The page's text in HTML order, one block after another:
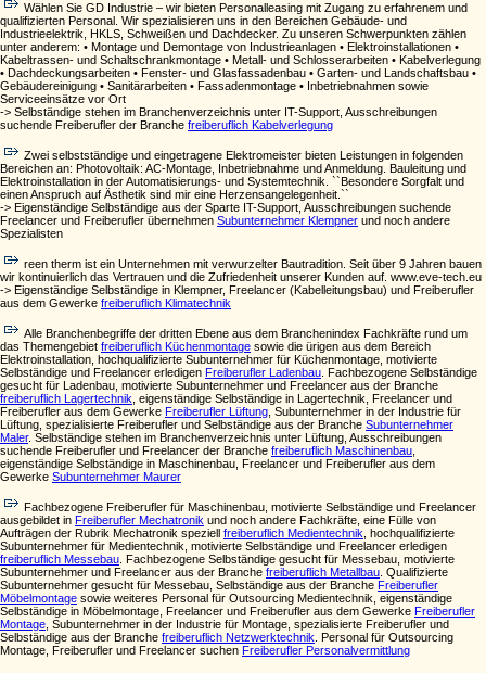
Wählen Sie GD Industrie – wir bieten Personalleasing mit Zugang zu erfahrenem und
qualifizierten Personal. Wir spezialisieren uns in den Bereichen Gebäude- und
Industrieelektrik, HKLS, Schweißen und Dachdecker. Zu unseren Schwerpunkten zählen
unter anderem: • Montage und Demontage von Industrieanlagen • Elektroinstallationen •
Kabeltrassen- und Schaltschrankmontage • Metall- und Schlosserarbeiten • Kabelverlegung
• Dachdeckungsarbeiten • Fenster- und Glasfassadenbau • Garten- und Landschaftsbau •
Gebäudereinigung • Sanitärarbeiten • Fassadenmontage • Inbetriebnahmen sowie
Serviceeinsätze vor Ort
-> Selbständige stehen im Branchenverzeichnis unter IT-Support, Ausschreibungen
suchende Freiberufler der Branche freiberuflich Kabelverlegung
Zwei selbstständige und eingetragene Elektromeister bieten Leistungen in folgenden
Bereichen an: Photovoltaik: AC-Montage, Inbetriebnahme und Anmeldung. Bauleitung und
Elektroinstallation in der Automatisierungs- und Systemtechnik. ``Besondere Sorgfalt und
einen Anspruch auf Ästhetik sind mir eine Herzensangelegenheit.``
-> Eigenständige Selbständige aus der Sparte IT-Support, Ausschreibungen suchende
Freelancer und Freiberufler übernehmen Subunternehmer Klempner und noch andere
Spezialisten
reen therm ist ein Unternehmen mit verwurzelter Bautradition. Seit über 9 Jahren bauen
wir kontinuierlich das Vertrauen und die Zufriedenheit unserer Kunden auf. www.eve-tech.eu
-> Eigenständige Selbständige in Klempner, Freelancer (Kabelleitungsbau) und Freiberufler
aus dem Gewerke freiberuflich Klimatechnik
Alle Branchenbegriffe der dritten Ebene aus dem Branchenindex Fachkräfte rund um
das Themengebiet freiberuflich Küchenmontage sowie die ürigen aus dem Bereich
Elektroinstallation, hochqualifizierte Subunternehmer für Küchenmontage, motivierte
Selbständige und Freelancer erledigen Freiberufler Ladenbau . Fachbezogene Selbständige
gesucht für Ladenbau, motivierte Subunternehmer und Freelancer aus der Branche
freiberuflich Lagertechnik , eigenständige Selbständige in Lagertechnik, Freelancer und
Freiberufler aus dem Gewerke Freiberufler Lüftung , Subunternehmer in der Industrie für
Lüftung, spezialisierte Freiberufler und Selbständige aus der Branche Subunternehmer
Maler. Selbständige stehen im Branchenverzeichnis unter Lüftung, Ausschreibungen
suchende Freiberufler und Freelancer der Branche freiberuflich Maschinenbau
eigenständige Selbständige in Maschinenbau, Freelancer und Freiberufler aus dem
Gewerke Subunternehmer Maurer
Fachbezogene Freiberufler für Maschinenbau, motivierte Selbständige und Freelancer
ausgebildet in Freiberufler Mechatronik und noch andere Fachkräfte, eine Fülle von
Aufträgen der Rubrik Mechatronik speziell freiberuflich Medientechnik , hochqualifizierte
Subunternehmer für Medientechnik, motivierte Selbständige und Freelancer erledigen
freiberuflich Messebau . Fachbezogene Selbständige gesucht für Messebau, motivierte
Subunternehmer und Freelancer aus der Branche freiberuflich Metallbau . Qualifizierte
Subunternehmer gesucht für Messebau, Selbständige aus der Branche Freiberufler
Möbelmontage sowie weiteres Personal für Outsourcing Medientechnik, eigenständige
Selbständige in Möbelmontage, Freelancer und Freiberufler aus dem Gewerke Freiberufler
Montage , Subunternehmer in der Industrie für Montage, spezialisierte Freiberufler und
Selbständige aus der Branche freiberuflich Netzwerktechnik . Personal für Outsourcing
Montage, Freiberufler und Freelancer suchen Freiberufler Personalvermittlung